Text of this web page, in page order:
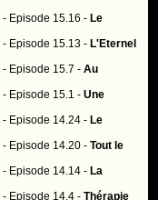
- Episode 15.16 - Le
- Episode 15.13 - L'Eternel
- Episode 15.7 -Au
- Episode 15.1 -Une
- Episode 14.24 - Le
- Episode 14.20 -Tout le
- Episode 14.14 - La
- Episode 14.4 -Thérapie